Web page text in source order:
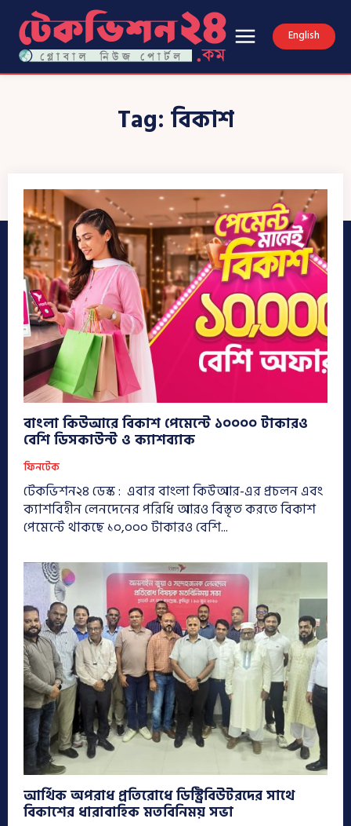
English
Tag: বিকাশ
বাংলা কিউআরে বিকাশ পেমেন্টে ১০০০০ টাকারও
বেশি ডিসকাউন্ট ও ক্যাশব্যাক
ফিনটেক
টেকভিশন২৪ ডেস্ক : এবার বাংলা কিউআর-এর প্রচলন এবং
ক্যাশবিহীন লেনদেনের পরিধি আরও বিস্তৃত করতে বিকাশ
পেমেন্টে থাকছে ১০,০০০ টাকারও বেশি...
আর্থিক অপরাধ প্রতিরোধে ডিস্ট্রিবিউটরদের সাথে
বিকাশের ধারাবাহিক মতবিনিময় সভা